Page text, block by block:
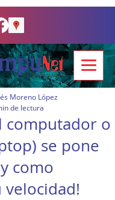
computador o
se pone
como
Moreno López
de lectura